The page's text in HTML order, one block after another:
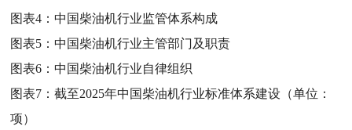
图表4：中国柴油机行业监管体系构成
图表5：中国柴油机行业主管部门及职责
图表6：中国柴油机行业自律组织
图表7：截至2025年中国柴油机行业标准体系建设（单位：
项）